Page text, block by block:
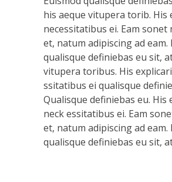
his aeque vitupera torib. His
necessitatibus ei. Eam sonet
et, natum adipiscing ad eam.
qualisque definiebas eu sit,
vitupera toribus. His
ssitatibus ei qualisque
Qualisque definiebas eu. His
neck essitatibus ei. Eam
et, natum adipiscing ad eam.
qualisque definiebas eu sit,